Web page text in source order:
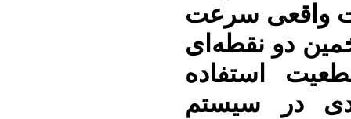
واقعی سرعت
دو نقطه‌ای
استفاده
در سیستم